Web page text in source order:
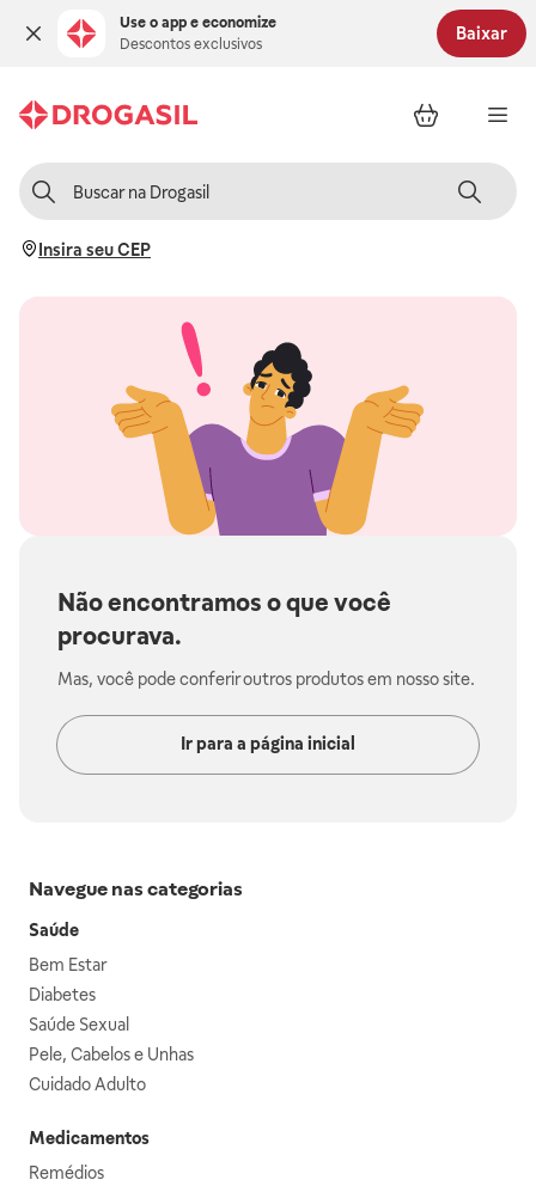
Use o app e economize
Descontos exclusivos
Baixar
Insira seu CEP
Não encontramos o que você
procurava.
Mas, você pode conferir outros produtos em nosso site.
Ir para a página inicial
Navegue nas categorias
Saúde
Bem Estar
Diabetes
Saúde Sexual
Pele, Cabelos e Unhas
Cuidado Adulto
Medicamentos
Remédios